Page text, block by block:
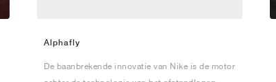
Alphafly
De baanbrekende innovatie van Nike is de motor